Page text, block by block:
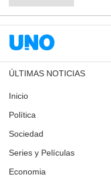
ÚLTIMAS NOTICIAS
Inicio
Política
Sociedad
Series y Películas
Economia